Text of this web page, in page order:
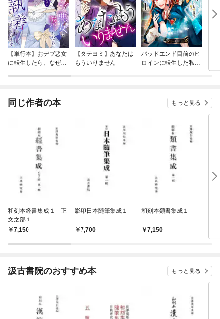
【単行本】おデブ悪女
に転生したら、なぜか
【タテヨミ】あなたは
もういりません
バッドエンド目前のヒ
ロインに転生した私、
結
同じ作者の本 もっと見る
和刻本経書集成１ 正
文之部１
7,150
影印日本随筆集成１
7,700
和刻本類書集成１
7,150
長
誌
汲古書院のおすすめ本 もっと見る